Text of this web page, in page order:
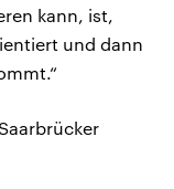
kann, ist,
und dann